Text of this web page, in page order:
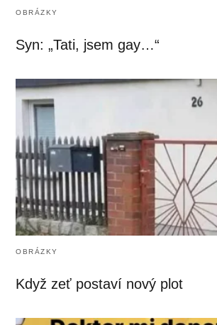
OBRÁZKY
Syn: „Tati, jsem gay…“
OBRÁZKY
Když zeť postaví nový plot